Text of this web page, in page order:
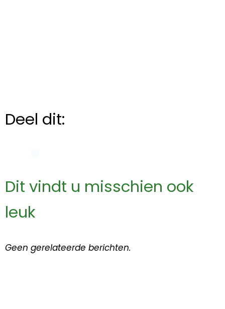
Deel dit:
Dit vindt u misschien ook
leuk
Geen gerelateerde berichten.